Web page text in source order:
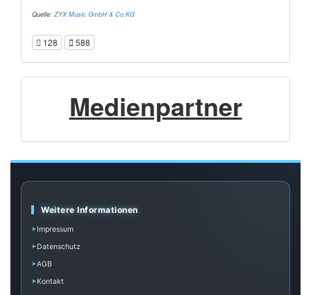
Quelle: ZYX Music GmbH & Co.KG
128 588
Medienpartner
Weitere Informationen
Impressum
Datenschutz
AGB
Kontakt